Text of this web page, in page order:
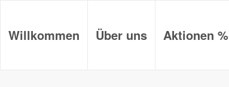
Willkommen Über uns Aktionen %